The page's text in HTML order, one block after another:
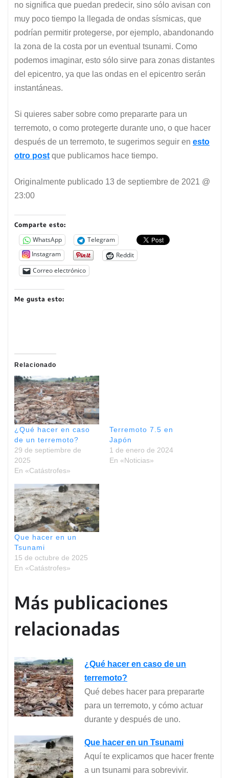
no significa que puedan predecir, sino sólo avisan con
muy poco tiempo la llegada de ondas sísmicas, que
podrían permitir protegerse, por ejemplo, abandonando
la zona de la costa por un eventual tsunami. Como
podemos imaginar, esto sólo sirve para zonas distantes
del epicentro, ya que las ondas en el epicentro serán
instantáneas.
Si quieres saber sobre como prepararte para un
terremoto, o como protegerte durante uno, o que hacer
después de un terremoto, te sugerimos seguir en esto
otro post que publicamos hace tiempo.
Originalmente publicado 13 de septiembre de 2021 @
23:00
Comparte esto:
WhatsApp
Telegram
Instagram
Reddit
Correo electrónico
Me gusta esto:
Relacionado
¿Qué hacer en caso
de un terremoto?
29 de septiembre de
2025
En «Catástrofes»
Terremoto 7.5 en
Japón
1 de enero de 2024
En «Noticias»
Que hacer en un
Tsunami
15 de octubre de 2025
En «Catástrofes»
Más publicaciones
relacionadas
¿Qué hacer en caso de un
terremoto?
Qué debes hacer para prepararte
para un terremoto, y cómo actuar
durante y después de uno.
Que hacer en un Tsunami
Aquí te explicamos que hacer frente
a un tsunami para sobrevivir.